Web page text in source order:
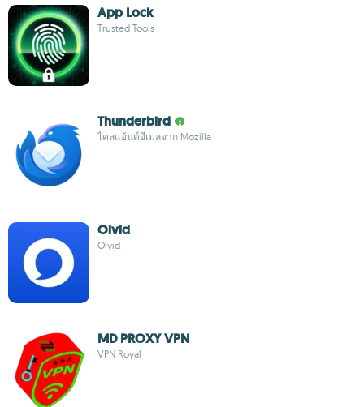
App Lock
Trusted Tools
Thunderbird
ไคลแอ้นต์อีเมลจาก Mozilla
Olvid
Olvid
MD PROXY VPN
VPN Royal